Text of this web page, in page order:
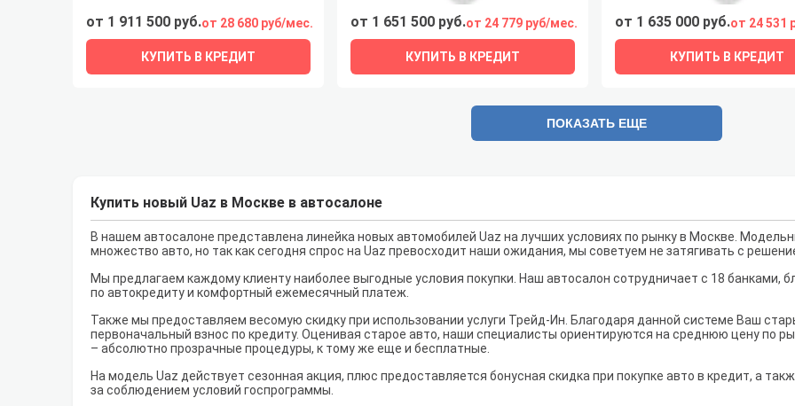
от 1 911 500 руб.от 28 680 руб/мес.
КУПИТЬ В КРЕДИТ
от 1 651 500 руб.от 24 779 руб/мес.
КУПИТЬ В КРЕДИТ
от 1 635 000 руб.от 24 531
КУПИТЬ В КРЕДИТ
ПОКАЗАТЬ ЕЩЕ
Купить новый Uaz в Москве в автосалоне
В нашем автосалоне представлена линейка новых автомобилей Uaz на лучших условиях по рынку в Москве.
множество авто, но так как сегодня спрос на Uaz превосходит наши ожидания, мы советуем не затягивать с
Мы предлагаем каждому клиенту наиболее выгодные условия покупки. Наш автосалон сотрудничает с 18 банками,
по автокредиту и комфортный ежемесячный платеж.
Также мы предоставляем весомую скидку при использовании услуги Трейд-Ин. Благодаря данной системе Ваш
первоначальный взнос по кредиту. Оценивая старое авто, наши специалисты ориентируются на среднюю цену по
– абсолютно прозрачные процедуры, к тому же еще и бесплатные.
На модель Uaz действует сезонная акция, плюс предоставляется бонусная скидка при покупке авто в кредит, а
за соблюдением условий госпрограммы.